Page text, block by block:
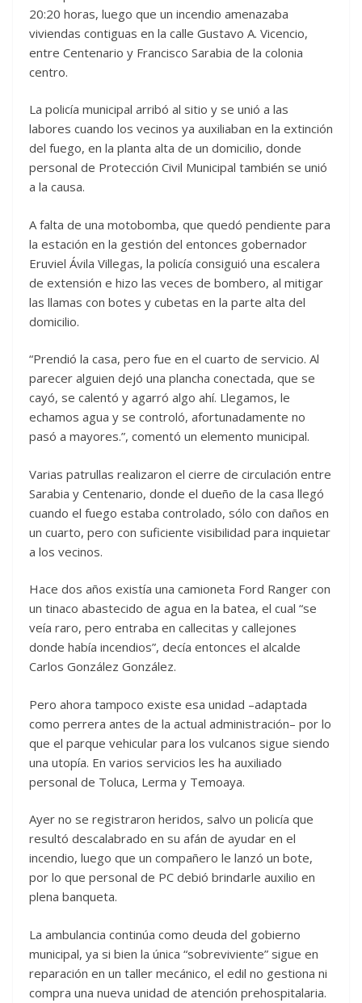
20:20 horas, luego que un incendio amenazaba
viviendas contiguas en la calle Gustavo A. Vicencio,
entre Centenario y Francisco Sarabia de la colonia
centro.
La policía municipal arribó al sitio y se unió a las
labores cuando los vecinos ya auxiliaban en la extinción
del fuego, en la planta alta de un domicilio, donde
personal de Protección Civil Municipal también se unió
a la causa.
A falta de una motobomba, que quedó pendiente para
la estación en la gestión del entonces gobernador
Eruviel Ávila Villegas, la policía consiguió una escalera
de extensión e hizo las veces de bombero, al mitigar
las llamas con botes y cubetas en la parte alta del
domicilio.
“Prendió la casa, pero fue en el cuarto de servicio. Al
parecer alguien dejó una plancha conectada, que se
cayó, se calentó y agarró algo ahí. Llegamos, le
echamos agua y se controló, afortunadamente no
pasó a mayores.”, comentó un elemento municipal.
Varias patrullas realizaron el cierre de circulación entre
Sarabia y Centenario, donde el dueño de la casa llegó
cuando el fuego estaba controlado, sólo con daños en
un cuarto, pero con suficiente visibilidad para inquietar
a los vecinos.
Hace dos años existía una camioneta Ford Ranger con
un tinaco abastecido de agua en la batea, el cual “se
veía raro, pero entraba en callecitas y callejones
donde había incendios”, decía entonces el alcalde
Carlos González González.
Pero ahora tampoco existe esa unidad –adaptada
como perrera antes de la actual administración– por lo
que el parque vehicular para los vulcanos sigue siendo
una utopía. En varios servicios les ha auxiliado
personal de Toluca, Lerma y Temoaya.
Ayer no se registraron heridos, salvo un policía que
resultó descalabrado en su afán de ayudar en el
incendio, luego que un compañero le lanzó un bote,
por lo que personal de PC debió brindarle auxilio en
plena banqueta.
La ambulancia continúa como deuda del gobierno
municipal, ya si bien la única “sobreviviente” sigue en
reparación en un taller mecánico, el edil no gestiona ni
compra una nueva unidad de atención prehospitalaria.